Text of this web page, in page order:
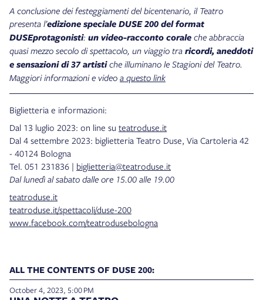
A conclusione dei festeggiamenti del bicentenario, il Teatro
presenta l’edizione speciale DUSE 200 del format
DUSEprotagonisti: un video-racconto corale che abbraccia
quasi mezzo secolo di spettacolo, un viaggio tra ricordi, aneddoti
e sensazioni di 37 artistiche illuminano le Stagioni del Teatro.
Maggiori informazioni e video a questo link
Biglietteria e informazioni:
Dal 13 luglio 2023: on line su teatroduse.it
Dal 4 settembre 2023: biglietteria Teatro Duse, Via Cartoleria 42
- 40124 Bologna
Tel. 051 231836 | biglietteria@teatroduse.it
Dal lunedì al sabato dalle ore 15.00 alle 19.00
teatroduse.it
teatroduse.it/spettacoli/duse-200
www.facebook.com/teatrodusebologna
ALL THE CONTENTS OF DUSE 200:
October 4, 2023, 5:00 PM